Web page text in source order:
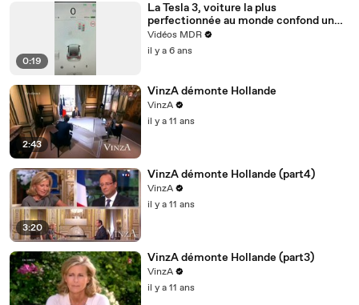
0:19
La Tesla 3, voiture la plus
perfectionnée au monde confond un
drapeau d’un supermarché avec un feu
rouge
Vidéos MDR
il y a 6 ans
2:43
VinzA démonte Hollande
VinzA
il y a 11 ans
3:20
VinzA démonte Hollande (part4)
VinzA
il y a 11 ans
VinzA démonte Hollande (part3)
VinzA
il y a 11 ans